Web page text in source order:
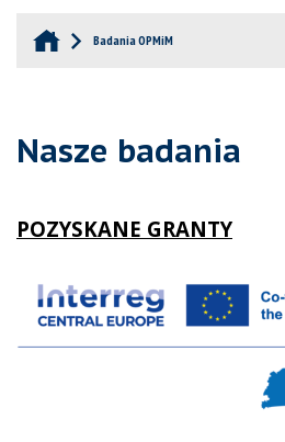
Badania OPMiM
Nasze badania
POZYSKANE GRANTY